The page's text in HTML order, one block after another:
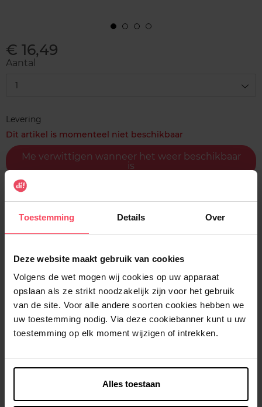
Toestemming Details Over
Deze website maakt gebruik van cookies
Volgens de wet mogen wij cookies op uw apparaat
opslaan als ze strikt noodzakelijk zijn voor het gebruik
van de site. Voor alle andere soorten cookies hebben we
uw toestemming nodig. Via deze cookiebanner kunt u uw
toestemming op elk moment wijzigen of intrekken.
Alles toestaan
€ 16,49
Aantal
1
Levering
Dit artikel is momenteel niet beschikbaar
Me verwittigen wanneer het weer beschikbaar
is
Gratis retour in je winkelpunt
Beschrijving